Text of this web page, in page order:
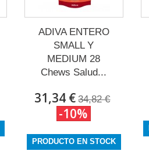
ADIVA ENTERO
SMALL Y
MEDIUM 28
Chews Salud...
31,34 € 34,82 €
-10%
PRODUCTO EN STOCK